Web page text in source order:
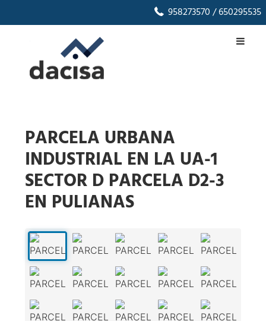
958273570/ 650295535
PARCELA URBANA
INDUSTRIAL EN LA UA-1
SECTOR D PARCELA D2-3
EN PULIANAS